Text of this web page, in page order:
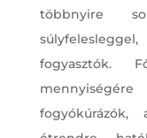
többnyire
fogyasztók.